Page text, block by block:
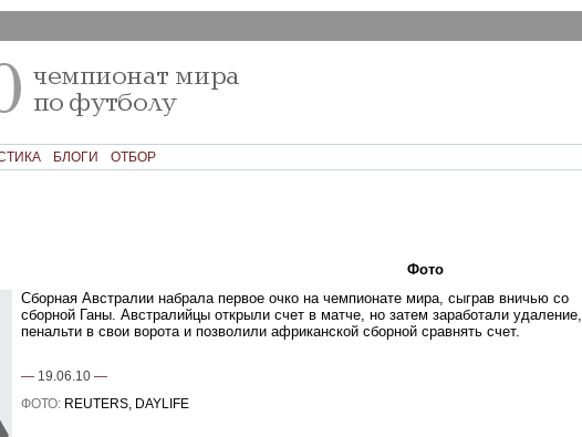
БЛОГИ ОТБОР
Фото
Сборная Австралии набрала первое очко на чемпионате мира, сыграв вничью со
сборной Ганы. Австралийцы открыли счет в матче, но затем заработали удаление,
пенальти в свои ворота и позволили африканской сборной сравнять счет.
— 19.06.10 —
ФОТО: REUTERS, DAYLIFE